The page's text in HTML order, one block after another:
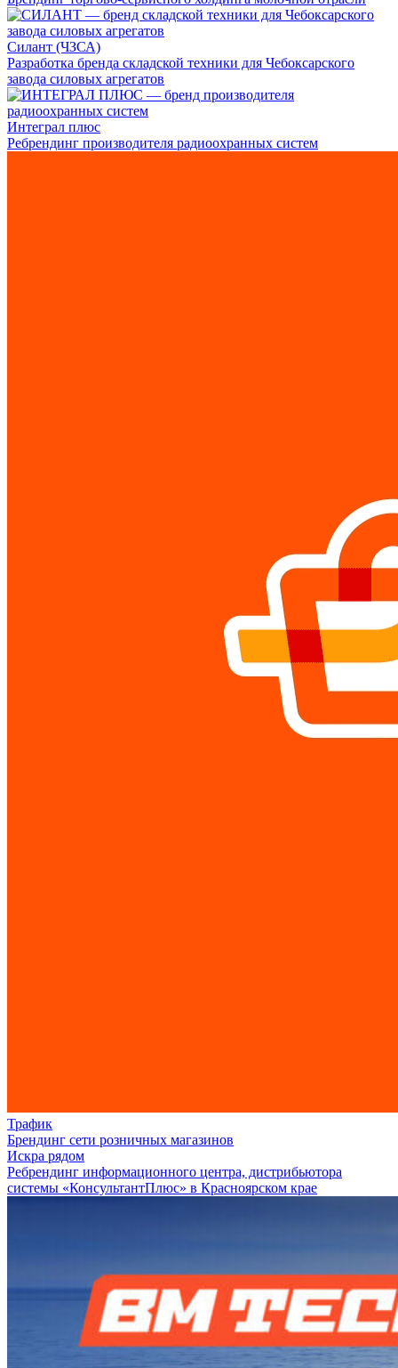
Силант (ЧЗСА)
Разработка бренда складской техники для Чебоксарского
завода силовых агрегатов
Интеграл плюс
Ребрендинг производителя радиоохранных систем
Трафик
Брендинг сети розничных магазинов
Искра рядом
Ребрендинг информационного центра, дистрибьютора
системы «КонсультантПлюс» в Красноярском крае